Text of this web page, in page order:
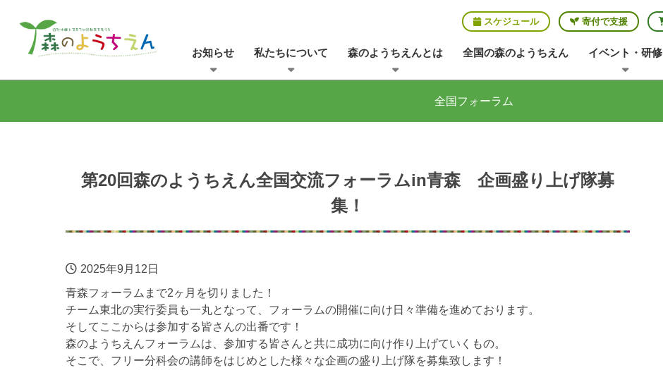
スケジュール 寄付で支援
お知らせ 私たちについて 森のようちえんとは 全国の森のようちえん イベント・研修
全国フォーラム
第20回森のようちえん全国交流フォーラムin青森 企画盛り上げ隊募
集！
2025年9月12日
青森フォーラムまで2ヶ月を切りました！
チーム東北の実行委員も一丸となって、フォーラムの開催に向け日々準備を進めております。
そしてここからは参加する皆さんの出番です！
森のようちえんフォーラムは、参加する皆さんと共に成功に向け作り上げていくもの。
そこで、フリー分科会の講師をはじめとした様々な企画の盛り上げ隊を募集致します！